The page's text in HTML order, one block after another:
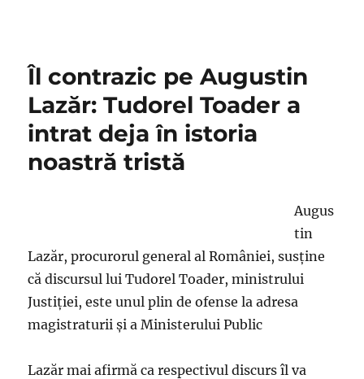
Îl contrazic pe Augustin
Lazăr: Tudorel Toader a
intrat deja în istoria
noastră tristă
Augus
tin
Lazăr, procurorul general al României, susţine
că discursul lui Tudorel Toader, ministrului
Justiţiei, este unul plin de ofense la adresa
magistraturii şi a Ministerului Public
Lazăr mai afirmă ca respectivul discurs îl va